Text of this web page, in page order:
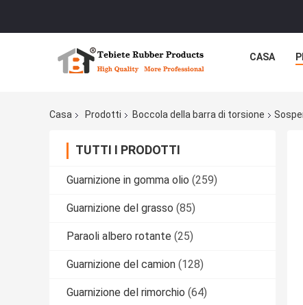
CASA
Casa Prodotti Boccola della barra di torsione
TUTTI I PRODOTTI
Guarnizione in gomma olio (259)
Guarnizione del grasso (85)
Paraoli albero rotante (25)
Guarnizione del camion (128)
Guarnizione del rimorchio (64)